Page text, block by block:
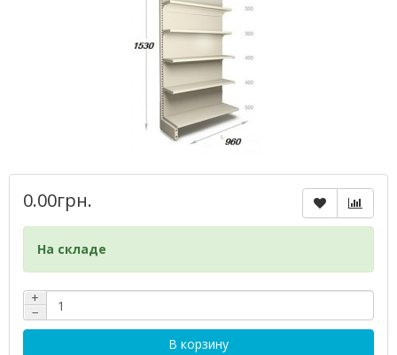
0.00грн.
На складе
+
−
В корзину